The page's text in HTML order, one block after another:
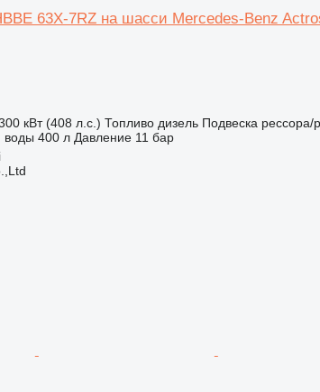
63X-7RZ на шасси Mercedes-Benz
кВт (408 л.с.) Топливо дизель Подвеска рессора/
воды 400 л Давление 11 бар